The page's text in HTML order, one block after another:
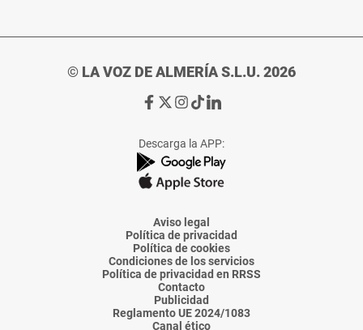
© LA VOZ DE ALMERÍA S.L.U. 2026
Ir
de
La
Voz
Almería
Ir
de
La
Voz
Almería
Ir
de
La
Voz
Almería
Ir
de
La
Voz
Almería
Ir
de
La
Voz
Descarga la APP:
Aviso legal
Política de privacidad
Política de cookies
Condiciones de los servicios
Política de privacidad en RRSS
Contacto
Publicidad
Reglamento UE 2024/1083
Canal ético